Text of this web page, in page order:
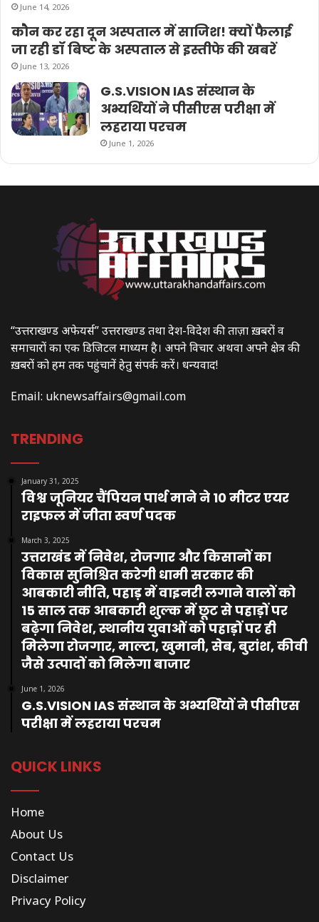
June 14, 2026
कौन कर रहा दून अस्पताल में साजिश! क्यों फैलाई
जा रही डॉ बिष्ट के अस्पताल से इस्तीफे की खबरें
June 13, 2026
G.S.VISION IAS संस्थान के
अभ्यर्थियों ने पीसीएस परीक्षा में
लहराया परचम
June 1, 2026
“उत्तराखण्ड अफेयर्स” उत्तराखण्ड तथा देश-विदेश की ताज़ा ख़बरों व
समाचारों का एक डिजिटल माध्यम है। अपने विचार अथवा अपने क्षेत्र की
ख़बरों को हम तक पहुंचानें हेतु संपर्क करें। धन्यवाद!
Email: uknewsaffairs@gmail.com
TRENDING
January 31, 2025
विश्व जूनियर चैंपियन पार्थ माने ने 10 मीटर एयर
राइफल में जीता स्वर्ण पदक
March 3, 2025
उत्तराखंड में निवेश, रोजगार और किसानों का
विकास सुनिश्चित करेगी धामी सरकार की
आबकारी नीति, पहाड़ में वाइनरी लगाने वालों को
15 साल तक आबकारी शुल्क में छूट से पहाड़ों पर
बढ़ेगा निवेश, स्थानीय युवाओं को पहाड़ों पर ही
मिलेगा रोजगार, माल्टा, खुमानी, सेब, बुरांश, कीवी
जैसे उत्पादों को मिलेगा बाजार
June 1, 2026
G.S.VISION IAS संस्थान के अभ्यर्थियों ने पीसीएस
परीक्षा में लहराया परचम
QUICK LINKS
Home
About Us
Contact Us
Disclaimer
Privacy Policy